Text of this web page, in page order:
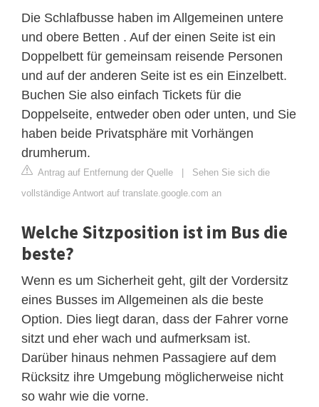
Die Schlafbusse haben im Allgemeinen untere
und obere Betten . Auf der einen Seite ist ein
Doppelbett für gemeinsam reisende Personen
und auf der anderen Seite ist es ein Einzelbett.
Buchen Sie also einfach Tickets für die
Doppelseite, entweder oben oder unten, und Sie
haben beide Privatsphäre mit Vorhängen
drumherum.
Antrag auf Entfernung der Quelle | Sehen Sie sich die
vollständige Antwort auf translate.google.com an
Welche Sitzposition ist im Bus die
beste?
Wenn es um Sicherheit geht, gilt der Vordersitz
eines Busses im Allgemeinen als die beste
Option. Dies liegt daran, dass der Fahrer vorne
sitzt und eher wach und aufmerksam ist.
Darüber hinaus nehmen Passagiere auf dem
Rücksitz ihre Umgebung möglicherweise nicht
so wahr wie die vorne.